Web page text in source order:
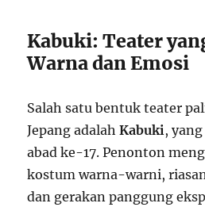
Kabuki: Teater
Warna dan Emosi
Salah satu bentuk teater
Jepang adalahKabuki,
abad ke-17. Penonton
kostum warna-warni,
dan gerakan panggung